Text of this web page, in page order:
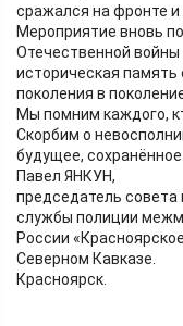
сражался на фронте и
Мероприятие вновь
Отечественной
историческая память
поколения в
Мы помним каждого,
Скорбим о
будущее, сохранённое
Павел ЯНКУН,
председатель совета
службы полиции
России
Северном Кавказе.
Красноярск.